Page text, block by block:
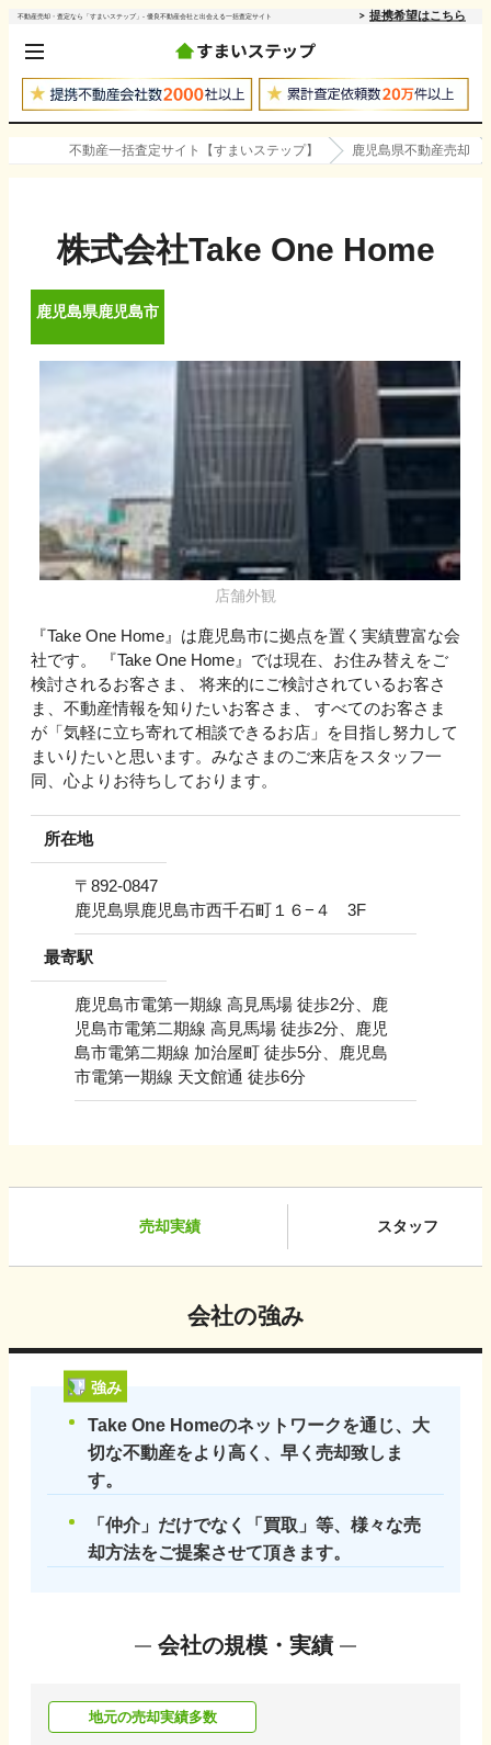
不動産売却・査定なら「すまいステップ」- 優良不動産会社と出会える一括査定サイト 提携希望はこちら
不動産一括査定サイト【すまいステップ】 鹿児島県不動産売却
株式会社Take One Home
鹿児島県鹿児島市
店舗外観
『Take One Home』は鹿児島市に拠点を置く実績豊富な会
社です。 『Take One Home』では現在、お住み替えをご
検討されるお客さま、 将来的にご検討されているお客さ
ま、不動産情報を知りたいお客さま、 すべてのお客さま
が「気軽に立ち寄れて相談できるお店」を目指し努力して
まいりたいと思います。みなさまのご来店をスタッフ一
同、心よりお待ちしております。
所在地
〒 892-0847
鹿児島県鹿児島市西千石町１６−４ 3F
最寄駅
鹿児島市電第一期線 高見馬場 徒歩2分、鹿
児島市電第二期線 高見馬場 徒歩2分、鹿児
島市電第二期線 加治屋町 徒歩5分、鹿児島
市電第一期線 天文館通 徒歩6分
売却実績 スタッフ
会社の強み
強み
Take One Homeのネットワークを通じ、大
切な不動産をより高く、早く売却致しま
す。
「仲介」だけでなく「買取」等、様々な売
却方法をご提案させて頂きます。
会社の規模・実績
地元の売却実績多数